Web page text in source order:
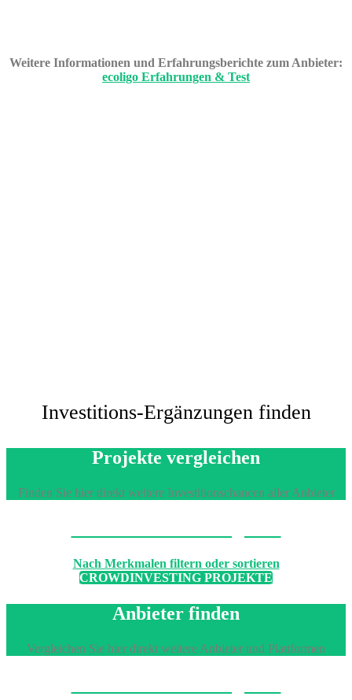
Weitere Informationen und Erfahrungsberichte zum Anbieter:
ecoligo Erfahrungen & Test
Investitions-Ergänzungen finden
Projekte vergleichen
Finden Sie hier direkt weitere Investitionschancen aller Anbieter
Nach Merkmalen filtern oder sortieren
CROWDINVESTING PROJEKTE
Anbieter finden
Vergleichen Sie hier direkt weitere Anbieter und Plattformen